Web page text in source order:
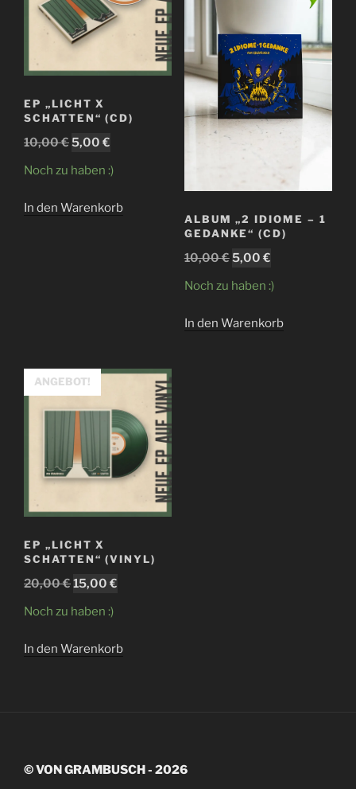
EP „LICHT X
SCHATTEN“ (CD)
10,00€Ursprünglicher
5,00 €
ist:
Noch zu haben :)
In den Warenkorb
ALBUM „2 IDIOME – 1
GEDANKE“ (CD)
10,00€Ursprünglicher
5,00 €Aktueller
ist:
Noch zu haben :)
In den Warenkorb
ANGEBOT!
EP „LICHT X
SCHATTEN“ (VINYL)
20,00€Ursprünglicher
15,00 €
Noch zu haben :)
In den Warenkorb
© VON GRAMBUSCH - 2026